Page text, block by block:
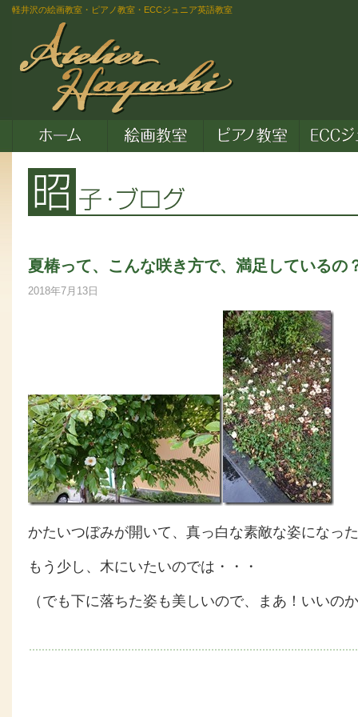
軽井沢の絵画教室・ピアノ教室・ECCジュニア英語教室
夏椿って、こんな咲き方で、満足しているの
2018年7月13日
かたいつぼみが開いて、真っ白な素敵な姿になっ
もう少し、木にいたいのでは・・・
（でも下に落ちた姿も美しいので、まあ！いいの